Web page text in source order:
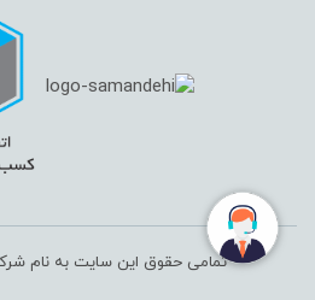
تمامی حقوق این سایت به نام